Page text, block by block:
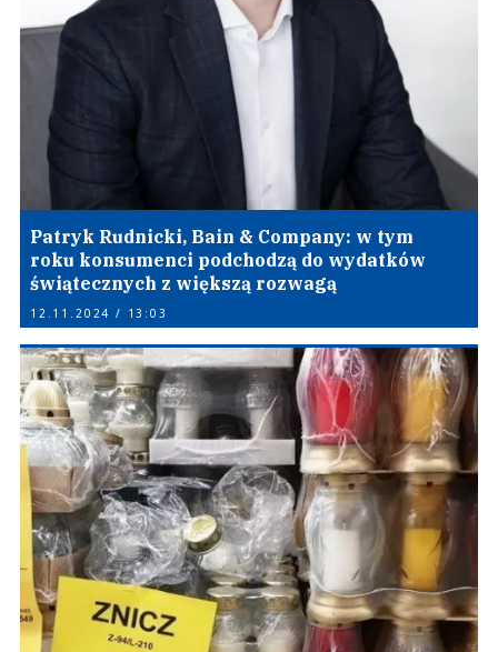
Patryk Rudnicki, Bain & Company: w tym
roku konsumenci podchodzą do wydatków
świątecznych z większą rozwagą
12.11.2024 / 13:03